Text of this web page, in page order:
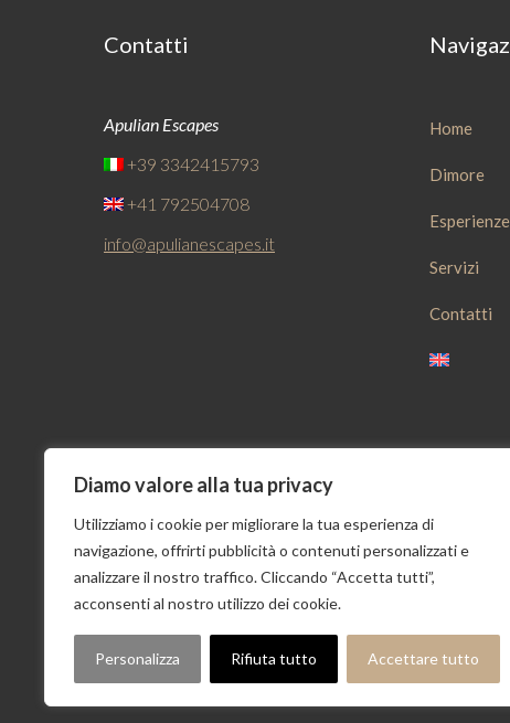
Diamo valore alla tua privacy
Utilizziamo i cookie per migliorare la tua esperienza di
navigazione, offrirti pubblicità o contenuti personalizzati e
analizzare il nostro traffico. Cliccando “Accetta tutti”,
acconsenti al nostro utilizzo dei cookie.
Personalizza Rifiuta tutto Accettare tutto
Contatti
Apulian Escapes
+39 3342415793
+41 792504708
info@apulianescapes.it
Home
Dimore
Esperienze
Servizi
Contatti
© 2023 Apulian Escapes - All Rights Reserved -